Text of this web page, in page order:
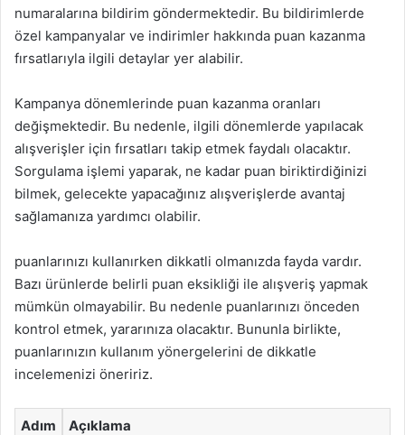
numaralarına bildirim göndermektedir. Bu bildirimlerde
özel kampanyalar ve indirimler hakkında puan kazanma
fırsatlarıyla ilgili detaylar yer alabilir.
Kampanya dönemlerinde puan kazanma oranları
değişmektedir. Bu nedenle, ilgili dönemlerde yapılacak
alışverişler için fırsatları takip etmek faydalı olacaktır.
Sorgulama işlemi yaparak, ne kadar puan biriktirdiğinizi
bilmek, gelecekte yapacağınız alışverişlerde avantaj
sağlamanıza yardımcı olabilir.
puanlarınızı kullanırken dikkatli olmanızda fayda vardır.
Bazı ürünlerde belirli puan eksikliği ile alışveriş yapmak
mümkün olmayabilir. Bu nedenle puanlarınızı önceden
kontrol etmek, yararınıza olacaktır. Bununla birlikte,
puanlarınızın kullanım yönergelerini de dikkatle
incelemenizi öneririz.
Adım Açıklama